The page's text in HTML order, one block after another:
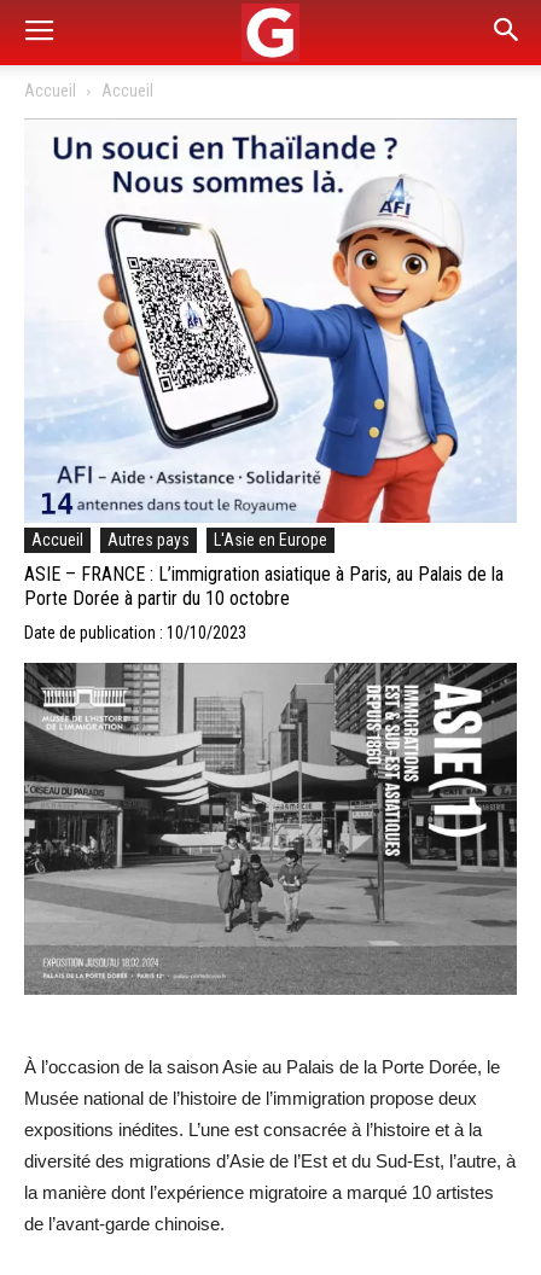
Accueil Accueil
Accueil Autres pays L'Asie en Europe
ASIE – FRANCE : L’immigration asiatique à Paris, au Palais de la
Porte Dorée à partir du 10 octobre
Date de publication : 10/10/2023
À l’occasion de la saison Asie au Palais de la Porte Dorée, le
Musée national de l’histoire de l’immigration propose deux
expositions inédites. L’une est consacrée à l’histoire et à la
diversité des migrations d’Asie de l’Est et du Sud-Est, l’autre, à
la manière dont l’expérience migratoire a marqué 10 artistes
de l’avant-garde chinoise.